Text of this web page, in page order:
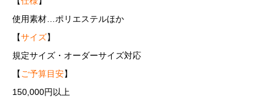
使用素材…ポリエステルほか
【サイズ】
規定サイズ・オーダーサイズ対応
【ご予算目安】
150,000円以上